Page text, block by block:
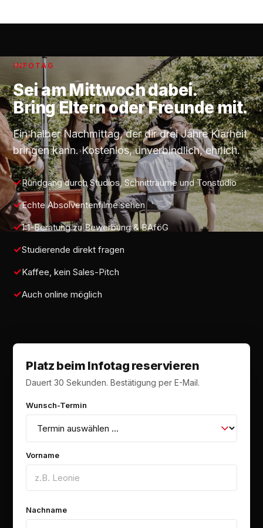
INFOTAG
Sei amMittwochdabei.
Bring Eltern oder Freunde mit.
Ein halber Nachmittag, der dir drei Jahre Klarheit
bringen kann. Kostenlos, unverbindlich, ehrlich.
Rundgang durch Studios, Schnitträume und Tonstudio
Echte Absolventenfilme sehen
1:1-Beratung zu Bewerbung & BAföG
Studierende direkt fragen
Kaffee, kein Sales-Pitch
Auch online möglich
Platz beim Infotag reservieren
Dauert 30 Sekunden. Bestätigung per E-Mail.
Wunsch-Termin
Vorname
Nachname